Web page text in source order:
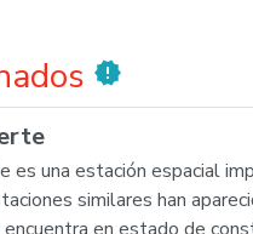
new_releases
es una estación espacial
similares han